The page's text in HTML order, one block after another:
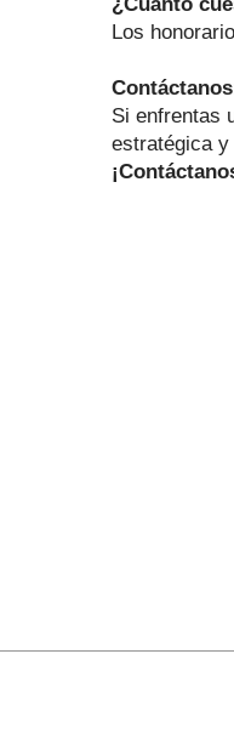
Los
Si enfrentas
estratégica